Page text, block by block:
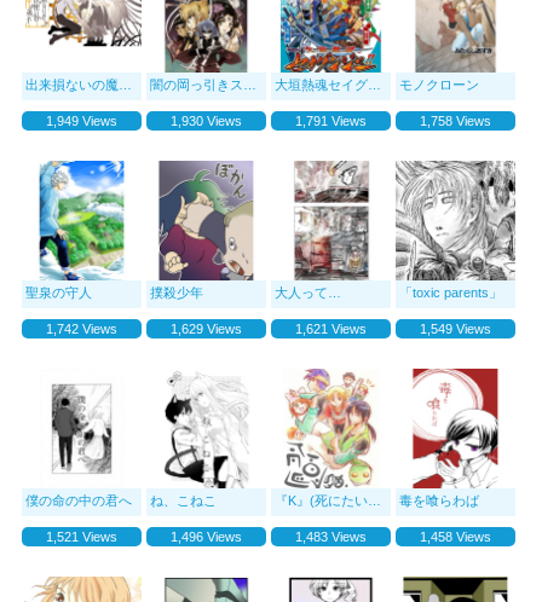
出来損ないの魔法使いの弟子
1,949 Views
闇の岡っ引きスバル
1,930 Views
大垣熱魂セイグンジャー！！
1,791 Views
モノクローン
1,758 Views
聖泉の守人
1,742 Views
撲殺少年
1,629 Views
大人って…
1,621 Views
「toxic parents」
1,549 Views
僕の命の中の君へ
1,521 Views
ね、こねこ
1,496 Views
『K』(死にたい男の漫画)
1,483 Views
毒を喰らわば
1,458 Views